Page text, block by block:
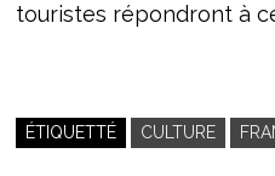
touristes répondront à
ÉTIQUETTÉ CULTURE